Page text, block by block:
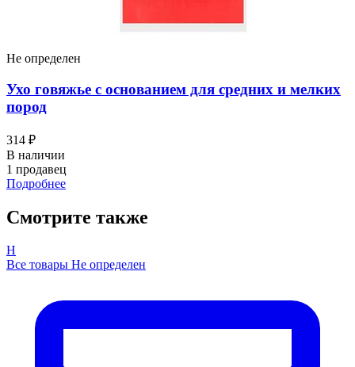
Не определен
Ухо говяжье с основанием для средних и мелких
пород
314 ₽
В наличии
1 продавец
Подробнее
Смотрите также
Н
Все товары Не определен